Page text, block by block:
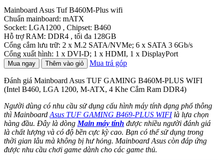
Mainboard Asus Tuf B460M-Plus wifi
Chuẩn mainboard: mATX
Socket: LGA1200 , Chipset: B460
Hỗ trợ RAM: DDR4 , tối đa 128GB
Cổng cắm lưu trữ: 2 x M.2 SATA/NVMe; 6 x SATA 3 6Gb/s
Cổng xuất hình: 1 x DVI-D; 1 x HDMI, 1 x DisplayPort
Mua ngay Thêm vào giỏ Mua trả góp
Đánh giá Mainboard Asus TUF GAMING B460M-PLUS WIFI
(Intel B460, LGA 1200, M-ATX, 4 Khe Cắm Ram DDR4)
Người dùng có nhu cầu sử dụng cấu hình máy tính dạng phổ thông
thì Mainboard Asus TUF GAMING B469-PLUS WIFIlà lựa chọn
hàng đầu. Đây là dòng Main máy tính được nhiều người đánh giá
là chất lượng và có độ bền cực kỳ cao. Bạn có thể sử dụng trong
thời gian lâu mà không bị hư hỏng. Mainboard Asus còn đáp ứng
được nhu cầu chơi game dành cho các game thủ.